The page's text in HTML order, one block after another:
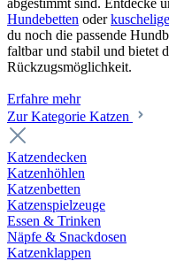
Hundebetten oder
du noch die passende
faltbar und stabil und bietet
Rückzugsmöglichkeit.
Erfahre mehr
Zur Kategorie Katzen
Katzendecken
Katzenhöhlen
Katzenbetten
Katzenspielzeuge
Essen & Trinken
Näpfe & Snackdosen
Katzenklappen